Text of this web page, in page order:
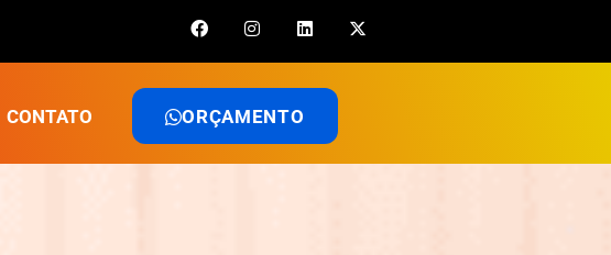
CONTATO ORÇAMENTO